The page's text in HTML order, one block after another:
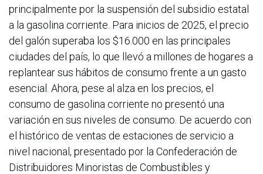
principalmente por la suspensión del subsidio estatal
a la gasolina corriente. Para inicios de 2025, el precio
del galón superaba los $16.000 en las principales
ciudades del país, lo que llevó a millones de hogares a
replantear sus hábitos de consumo frente a un gasto
esencial. Ahora, pese al alza en los precios, el
consumo de gasolina corriente no presentó una
variación en sus niveles de consumo. De acuerdo con
el histórico de ventas de estaciones de servicio a
nivel nacional, presentado por la Confederación de
Distribuidores Minoristas de Combustibles y